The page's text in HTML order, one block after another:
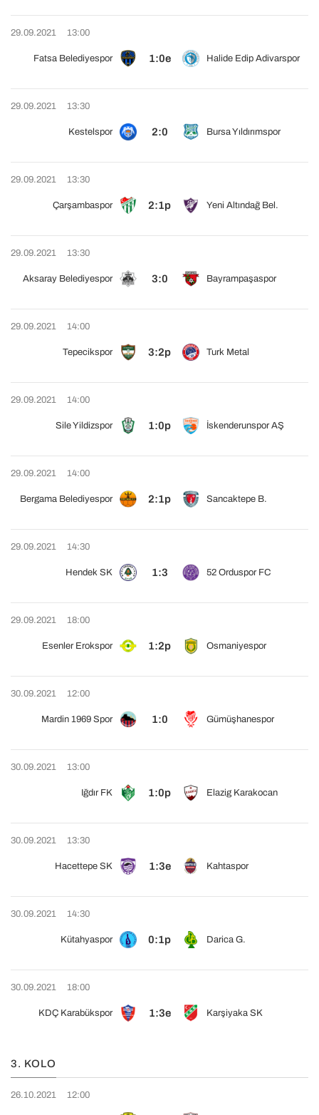
29.09.2021 13:00
Fatsa Belediyespor 1:0e Halide Edip Adivarspor
29.09.2021 13:30
Kestelspor 2:0 Bursa Yıldırımspor
29.09.2021 13:30
Çarşambaspor 2:1p Yeni Altındağ Bel.
29.09.2021 13:30
Aksaray Belediyespor 3:0 Bayrampaşaspor
29.09.2021 14:00
Tepecikspor 3:2p Turk Metal
29.09.2021 14:00
Sile Yildizspor 1:0p İskenderunspor AŞ
29.09.2021 14:00
Bergama Belediyespor 2:1p Sancaktepe B.
29.09.2021 14:30
Hendek SK 1:3 52 Orduspor FC
29.09.2021 18:00
Esenler Erokspor 1:2p Osmaniyespor
30.09.2021 12:00
Mardin 1969 Spor 1:0 Gümüşhanespor
30.09.2021 13:00
Iğdır FK 1:0p Elazig Karakocan
30.09.2021 13:30
Hacettepe SK 1:3e Kahtaspor
30.09.2021 14:30
Kütahyaspor 0:1p Darica G.
30.09.2021 18:00
KDÇ Karabükspor 1:3e Karşiyaka SK
3. KOLO
26.10.2021 12:00